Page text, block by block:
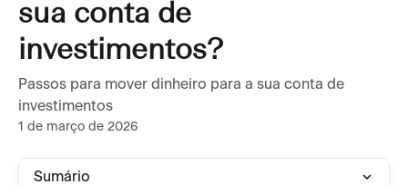
sua conta de
investimentos?
Passos para mover dinheiro para a sua conta de
investimentos
1 de março de 2026
Sumário